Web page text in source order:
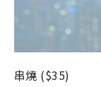
串燒 ($35)